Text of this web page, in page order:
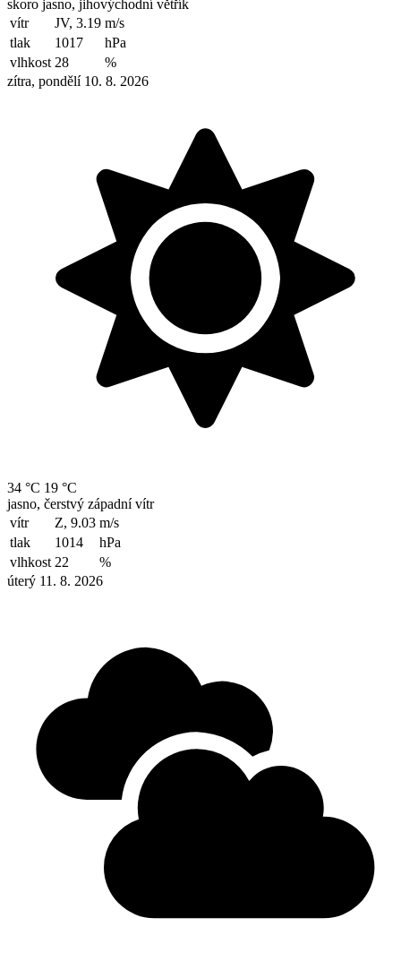
skoro jasno, jihovýchodní větřík
vítr
JV, 3.19 m/s
tlak
1017
hPa
vlhkost 28
%
zítra, pondělí 10. 8. 2026
34 °C 19 °C
jasno, čerstvý západní vítr
vítr
Z, 9.03 m/s
tlak
1014
hPa
vlhkost 22
%
úterý 11. 8. 2026